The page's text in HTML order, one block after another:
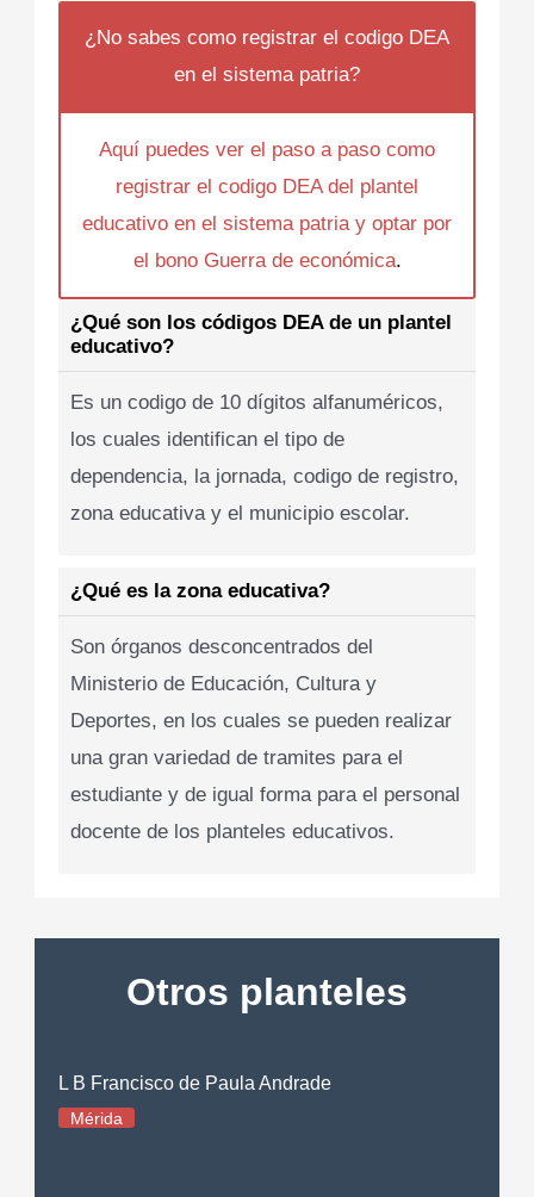
¿No sabes como registrar el codigo DEA
en el sistema patria?
Aquí puedes ver el paso a paso como
registrar el codigo DEA del plantel
educativo en el sistema patria y optar por
el bono Guerra de económica.
¿Qué son los códigos DEA de un plantel
educativo?
Es un codigo de 10 dígitos alfanuméricos,
los cuales identifican el tipo de
dependencia, la jornada, codigo de registro,
zona educativa y el municipio escolar.
¿Qué es la zona educativa?
Son órganos desconcentrados del
Ministerio de Educación, Cultura y
Deportes, en los cuales se pueden realizar
una gran variedad de tramites para el
estudiante y de igual forma para el personal
docente de los planteles educativos.
Otros planteles
L B Francisco de Paula Andrade
Mérida